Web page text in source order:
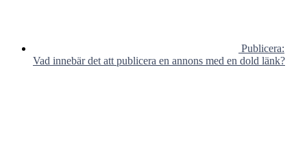
Publicera:
Vad innebär det att publicera en annons med en dold länk?